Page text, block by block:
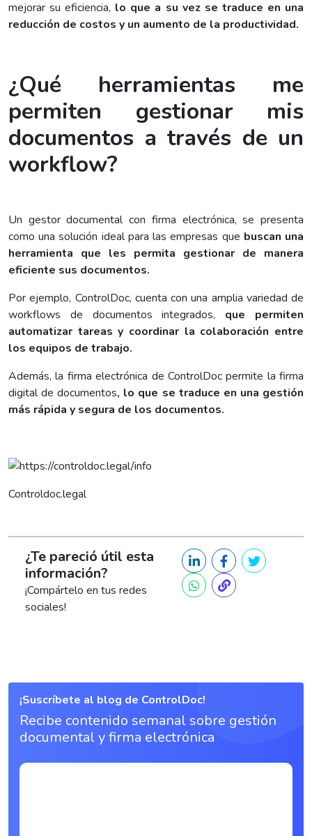
mejorar su eficiencia, lo que a su vez se traduce en una
reducción de costos y un aumento de la productividad.
¿Qué herramientas me
permiten gestionar mis
documentos a través de un
workflow?
Un gestor documental con firma electrónica, se presenta
como una solución ideal para las empresas que buscan una
herramienta que les permita gestionar de manera
eficiente sus documentos.
Por ejemplo, ControlDoc, cuenta con una amplia variedad de
workflows de documentos integrados, que permiten
automatizar tareas y coordinar la colaboración entre
los equipos de trabajo.
Además, la firma electrónica de ControlDoc permite la firma
digital de documentos, lo que se traduce en una gestión
más rápida y segura de los documentos.
Controldoc.legal
¿Te pareció útil esta
información?
¡Compártelo en tus redes
sociales!
¡Suscríbete al blog de ControlDoc!
Recibe contenido semanal sobre gestión
documental y firma electrónica